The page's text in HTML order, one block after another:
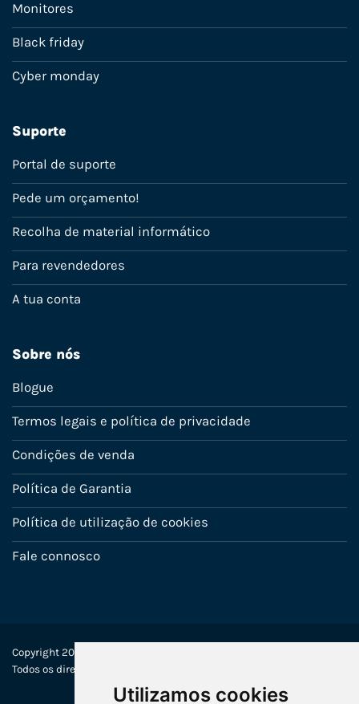
Utilizamos cookies
Monitores
Black friday
Cyber monday
Suporte
Portal de suporte
Pede um orçamento!
Recolha de material informático
Para revendedores
A tua conta
Sobre nós
Blogue
Termos legais e política de privacidade
Condições de venda
Política de Garantia
Política de utilização de cookies
Fale connosco
Copyright 2022-2025 © Ecosistemas Informáticos España SL –
Todos os direitos reservados